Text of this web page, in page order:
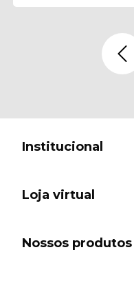
Institucional
Loja virtual
Nossos produtos